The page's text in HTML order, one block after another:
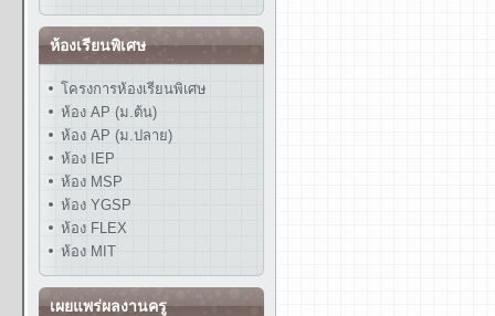
ห้องเรียนพิเศษ
โครงการห้องเรียนพิเศษ
ห้อง AP (ม.ต้น)
ห้อง AP (ม.ปลาย)
ห้อง IEP
ห้อง MSP
ห้อง YGSP
ห้อง FLEX
ห้อง MIT
เผยแพร่ผลงานครู